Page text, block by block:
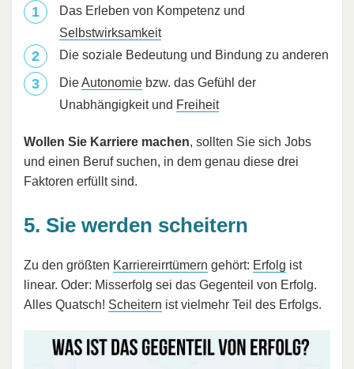
Das Erleben von Kompetenz und
Selbstwirksamkeit
Die soziale Bedeutung und Bindung zu anderen
DieAutonomie bzw. das Gefühl der
Unabhängigkeit und Freiheit
Wollen Sie Karriere machen, sollten Sie sich Jobs
und einen Beruf suchen, in dem genau diese drei
Faktoren erfüllt sind.
5. Sie werden scheitern
Zu den größten Karriereirrtümern gehört: Erfolg ist
linear. Oder: Misserfolg sei das Gegenteil von Erfolg.
Alles Quatsch! Scheitern ist vielmehr Teil des Erfolgs.